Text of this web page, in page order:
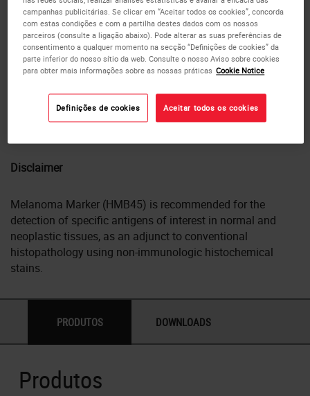
other tumors demonstrating melanoma/melanocytic
differentiation.
Product Specific Information
The clone is also reported to react with junctional and blue
nevus cells. (Bacchi CE et al., A Review. Applied
Disclaimer
Melanoma Marker (HMB45) is recommended for the
detection of specific antigens of interest in normal and
neoplastic tissues, as an adjunct to conventional
histopathology using non-immunologic histochemical
stains.
PRODUTOS DOWNLOADS
Produtos
campanhas publicitárias. Se clicar em “Aceitar todos os cookies”, concorda
com estas condições e com a partilha destes dados com os nossos
parceiros (consulte a ligação abaixo). Pode alterar as suas preferências de
consentimento a qualquer momento na secção “Definições de cookies” da
parte inferior do nosso sítio da web. Consulte o nosso Aviso sobre cookies
para obter mais informações sobre as nossas práticas Cookie Notice
Definições de cookies Aceitar todos os cookies